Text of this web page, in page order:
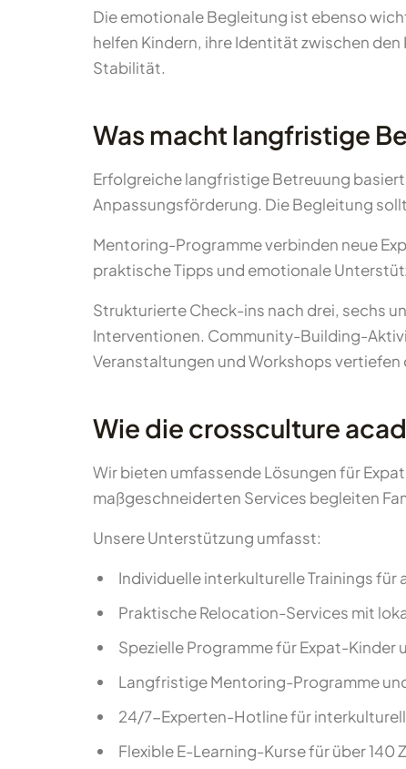
Die emotionale Begleitung ist ebenso
helfen Kindern, ihre Identität zwischen
Stabilität.
Was macht langfristige
Erfolgreiche langfristige Betreuung
Anpassungsförderung. Die Begleitung
Mentoring-Programme verbinden neue
praktische Tipps und emotionale
Strukturierte Check-ins nach drei, sechs
Interventionen. Community-Building-
Veranstaltungen und Workshops vertiefen
Wie die crossculture
Wir bieten umfassende Lösungen für
maßgeschneiderten Services begleiten
Unsere Unterstützung umfasst:
Individuelle interkulturelle Trainings für
Praktische Relocation-Services mit
Spezielle Programme für Expat-Kinder
Langfristige Mentoring-Programme
24/7-Experten-Hotline für
Flexible E-Learning-Kurse für über 140